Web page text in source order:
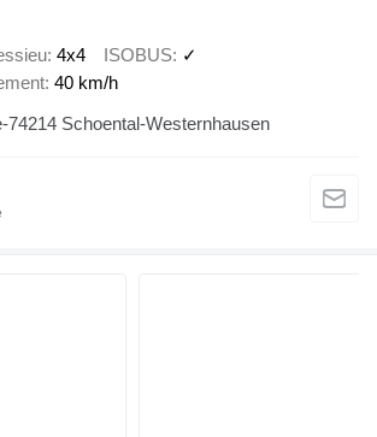
4x4 ISOBUS ✓
40 km/h
74214 Schoental-Westernhausen